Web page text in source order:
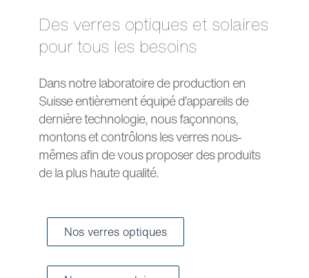
Des verres optiques et solaires
pour tous les besoins
Dans notre laboratoire de production en
Suisse entièrement équipé d’appareils de
dernière technologie, nous façonnons,
montons et contrôlons les verres nous-
mêmes afin de vous proposer des produits
de la plus haute qualité.
Nos verres optiques